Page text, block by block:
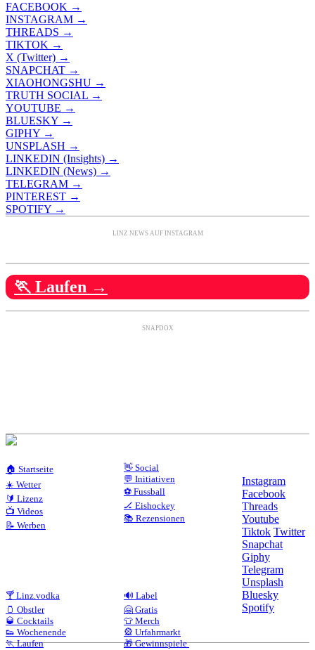
FACEBOOK →
INSTAGRAM →
THREADS →
TIKTOK →
X (Twitter) →
SNAPCHAT →
XIAOHONGSHU →
TRUTH SOCIAL →
YOUTUBE →
BLUESKY →
GIPHY →
UNSPLASH →
LINKEDIN (Insights) →
LINKEDIN (News) →
TELEGRAM →
PINTEREST →
SPOTIFY →
LINZ NEWS AUF INSTAGRAM
🏃 Laufen →
SNAPDOX
🏠 Startseite
☀️ Wetter
🔰 Lizenz
📺 Videos
📝 Werben
👋 Social
💬 Initiativen
⚽ Fussball
🏒 Eishockey
📚 Rezensionen
🍸 Linz.vodka
🫙 Obstler
🥃 Cocktails
👟 Wochenende
🏃 Laufen
🔊 Label
🤗 Gratis
👕 Merch
🎡 Urfahrmarkt
🎁 Gewinnspiele
Instagram
Facebook
Threads
Youtube
Tiktok Twitter
Snapchat
Giphy
Telegram
Unsplash
Bluesky
Spotify